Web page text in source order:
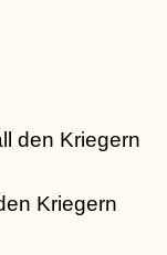
den Kriegern
Kriegern